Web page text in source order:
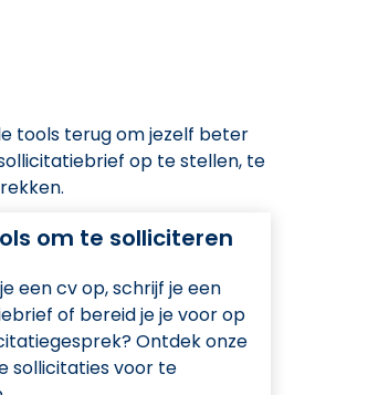
tools terug om jezelf beter
op te stellen, te
om te solliciteren
een cv op, schrijf je een
of bereid je je voor op
Ontdek onze
sollicitaties voor te